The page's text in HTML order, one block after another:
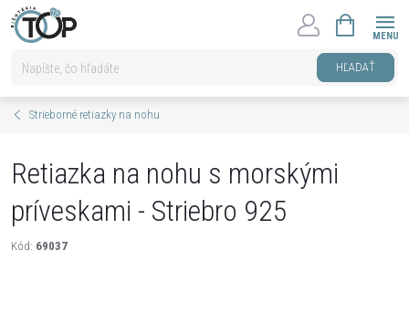
Prejsť
na
HĽADAŤ
KOŠÍK
Strieborné retiazky na nohu
Retiazka na nohu s morskými
príveskami - Striebro 925
Kód: 69037